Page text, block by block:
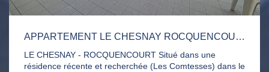
APPARTEMENT LE CHESNAY ROCQUENCOURT 5 PIÈCE(S) 120 M2
LE CHESNAY - ROCQUENCOURT Situé dans une
résidence récente et recherchée (Les Comtesses) dans le